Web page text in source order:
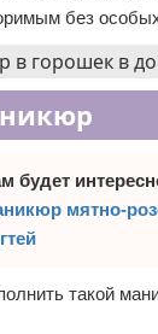
без
будет
мятно-
такой